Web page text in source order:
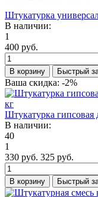
Штукатурка
В наличии:
1
400 руб.
В корзину Быстрый
Ваша скидка: -2%
Штукатурка гипсовая
В наличии:
40
1
330 руб. 325 руб.
В корзину Быстрый